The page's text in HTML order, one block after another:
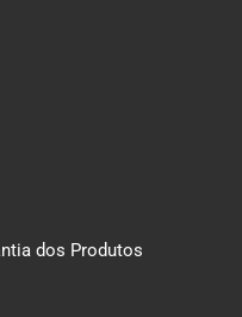
dos Produtos